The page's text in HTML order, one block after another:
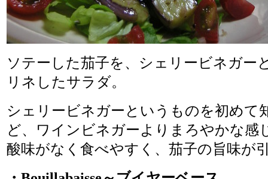
ソテーした茄子を、シェリービネガー
リネしたサラダ。
シェリービネガーというものを初めて
ど、ワインビネガーよりまろやかな感
酸味がなく食べやすく、茄子の旨味が